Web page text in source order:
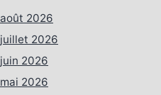
août 2026
juillet 2026
juin 2026
mai 2026